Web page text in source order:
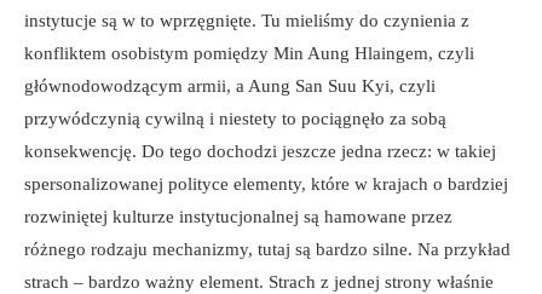
instytucje są w to wprzęgnięte. Tu mieliśmy do czynienia z
konfliktem osobistym pomiędzy Min Aung Hlaingem, czyli
głównodowodzącym armii, a Aung San Suu Kyi, czyli
przywódczynią cywilną i niestety to pociągnęło za sobą
konsekwencję. Do tego dochodzi jeszcze jedna rzecz: w takiej
spersonalizowanej polityce elementy, które w krajach o bardziej
rozwiniętej kulturze instytucjonalnej są hamowane przez
różnego rodzaju mechanizmy, tutaj są bardzo silne. Na przykład
strach – bardzo ważny element. Strach z jednej strony właśnie